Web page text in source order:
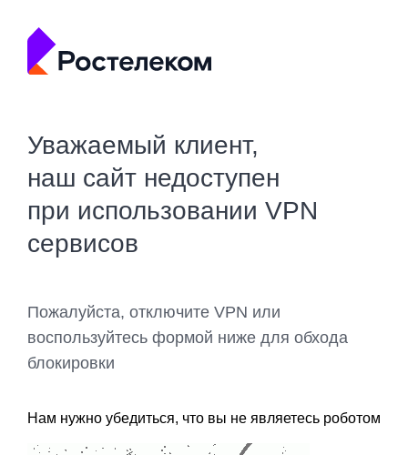
Уважаемый клиент,
наш сайт недоступен
при использовании VPN
сервисов
Пожалуйста, отключите VPN или
воспользуйтесь формой ниже для обхода
блокировки
Нам нужно убедиться, что вы не являетесь роботом